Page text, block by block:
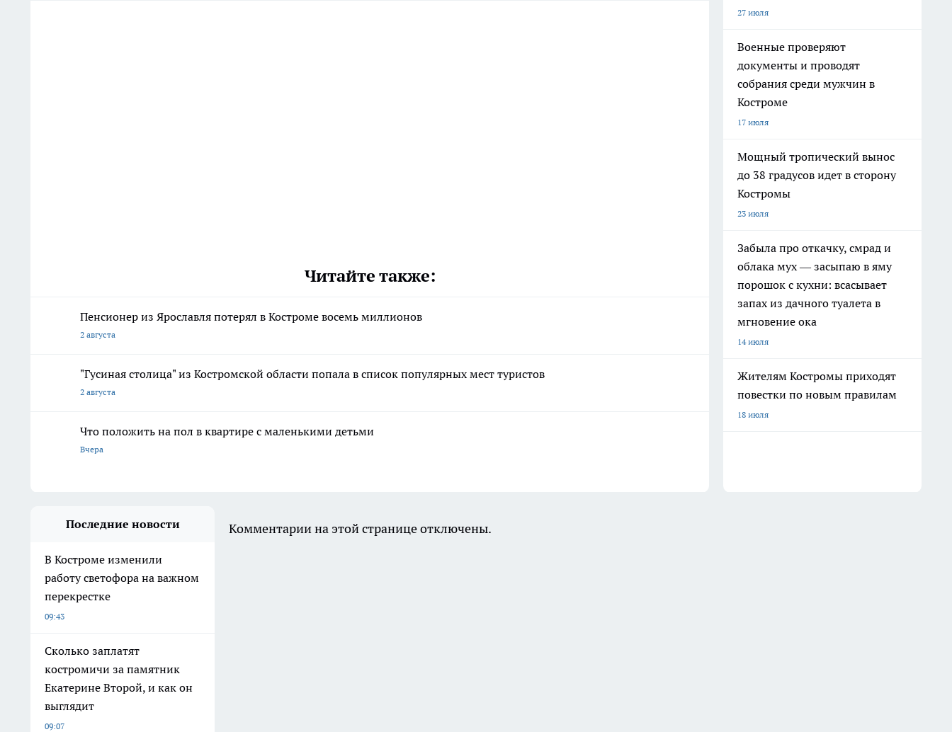
Читайте также:
Пенсионер из Ярославля потерял в Костроме восемь миллионов
2 августа
"Гусиная столица" из Костромской области попала в список популярных мест туристов
2 августа
Что положить на пол в квартире с маленькими детьми
Вчера
27 июля
Военные проверяют
документы и проводят
собрания среди мужчин в
Костроме
17 июля
Мощный тропический вынос
до 38 градусов идет в сторону
Костромы
23 июля
Забыла про откачку, смрад и
облака мух — засыпаю в яму
порошок с кухни: всасывает
запах из дачного туалета в
мгновение ока
14 июля
Жителям Костромы приходят
повестки по новым правилам
18 июля
Последние новости
В Костроме изменили
работу светофора на важном
перекрестке
09:43
Сколько заплатят
костромичи за памятник
Екатерине Второй, и как он
выглядит
09:07
Комментарии на этой странице отключены.